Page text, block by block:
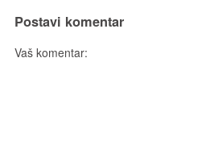
Postavi komentar
Vaš komentar: